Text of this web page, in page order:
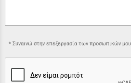
Συναινώ στην επεξεργασία των προσωπικών